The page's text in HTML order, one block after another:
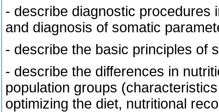
- describe diagnostic procedures
and diagnosis of somatic
- describe the basic principles of
- describe the differences in
population groups
optimizing the diet, nutritional